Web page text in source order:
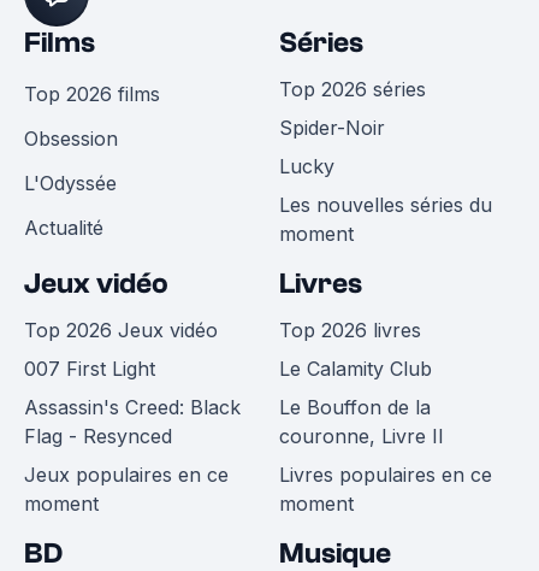
Films
Top 2026 films
Obsession
L'Odyssée
Actualité
Séries
Top 2026 séries
Spider-Noir
Lucky
Les nouvelles séries du
moment
Jeux vidéo
Top 2026 Jeux vidéo
007 First Light
Assassin's Creed: Black
Flag - Resynced
Jeux populaires en ce
moment
Livres
Top 2026 livres
Le Calamity Club
Le Bouffon de la
couronne, Livre II
Livres populaires en ce
moment
BD Musique